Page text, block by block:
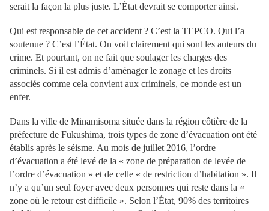
serait la façon la plus juste. L’État devrait se comporter ainsi.
Qui est responsable de cet accident ? C’est la TEPCO. Qui l’a
soutenue ? C’est l’État. On voit clairement qui sont les auteurs du
crime. Et pourtant, on ne fait que soulager les charges des
criminels. Si il est admis d’aménager le zonage et les droits
associés comme cela convient aux criminels, ce monde est un
enfer.
Dans la ville de Minamisoma située dans la région côtière de la
préfecture de Fukushima, trois types de zone d’évacuation ont été
établis après le séisme. Au mois de juillet 2016, l’ordre
d’évacuation a été levé de la « zone de préparation de levée de
l’ordre d’évacuation » et de celle « de restriction d’habitation ». Il
n’y a qu’un seul foyer avec deux personnes qui reste dans la «
zone où le retour est difficile ». Selon l’État, 90% des territoires